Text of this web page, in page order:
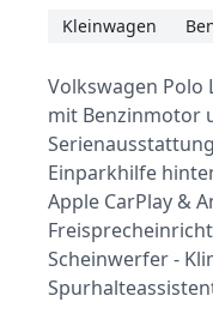
Kleinwagen
Volkswagen Polo
mit Benzinmotor
Einparkhilfe
Apple CarPlay &
Scheinwerfer -